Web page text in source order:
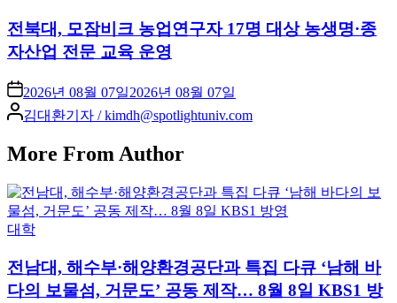
전북대, 모잠비크 농업연구자 17명 대상 농생명·종
자산업 전문 교육 운영
2026년 08월 07일2026년 08월 07일
Posted
by
김대환기자 / kimdh@spotlightuniv.com
More From Author
Posted
대학
전남대, 해수부·해양환경공단과 특집 다큐 ‘남해 바
다의 보물섬, 거문도’ 공동 제작… 8월 8일 KBS1 방